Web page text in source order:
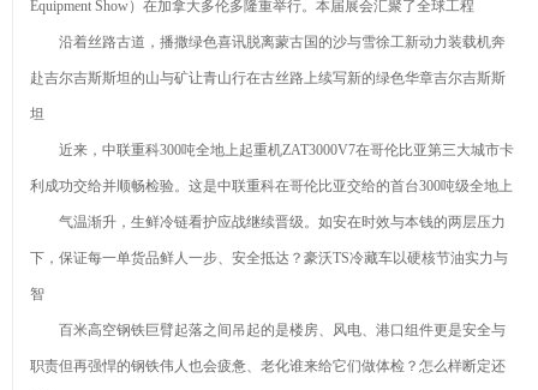
指南：除锈金刚
砂喷砂黑磨料公
司优选！
山东好品牌丨藏
在玻璃中
的“黑”科技
棕刚玉的主
要成分有什么
Equipment Show）在加拿大多伦多隆重举行。本届展会汇聚了全球工程
沿着丝路古道，播撒绿色喜讯脱离蒙古国的沙与雪徐工新动力装载机奔
赴吉尔吉斯斯坦的山与矿让青山行在古丝路上续写新的绿色华章吉尔吉斯斯
坦
近来，中联重科300吨全地上起重机ZAT3000V7在哥伦比亚第三大城市卡
利成功交给并顺畅检验。这是中联重科在哥伦比亚交给的首台300吨级全地上
气温渐升，生鲜冷链看护应战继续晋级。如安在时效与本钱的两层压力
下，保证每一单货品鲜人一步、安全抵达？豪沃TS冷藏车以硬核节油实力与
智
百米高空钢铁巨臂起落之间吊起的是楼房、风电、港口组件更是安全与
职责但再强悍的钢铁伟人也会疲惫、老化谁来给它们做体检？怎么样断定还